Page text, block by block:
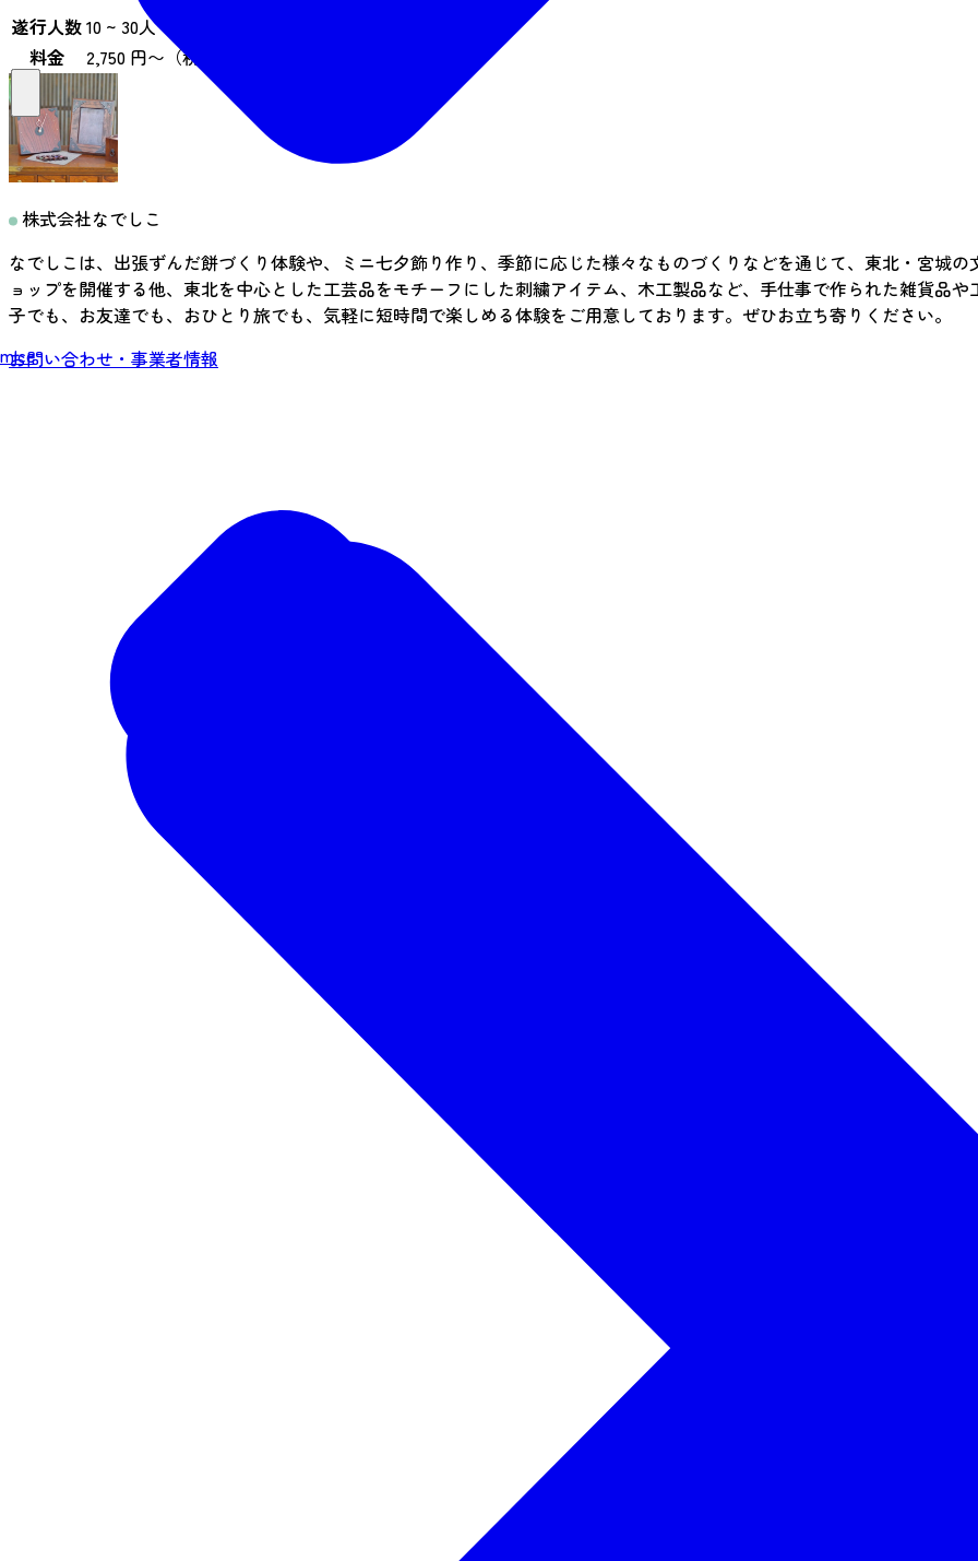
mice
遂行人数10 ~ 30人
料金
2,750 円〜（税込）
株式会社なでしこ
なでしこは、出張ずんだ餅づくり体験や、ミニ七夕飾り作り、季節に応じた様々なものづくりなどを通じて、東北・宮城の
ョップを開催する他、東北を中心とした工芸品をモチーフにした刺繍アイテム、木工製品など、手仕事で作られた雑貨品
子でも、お友達でも、おひとり旅でも、気軽に短時間で楽しめる体験をご用意しております。ぜひお立ち寄りください。
お問い合わせ・事業者情報